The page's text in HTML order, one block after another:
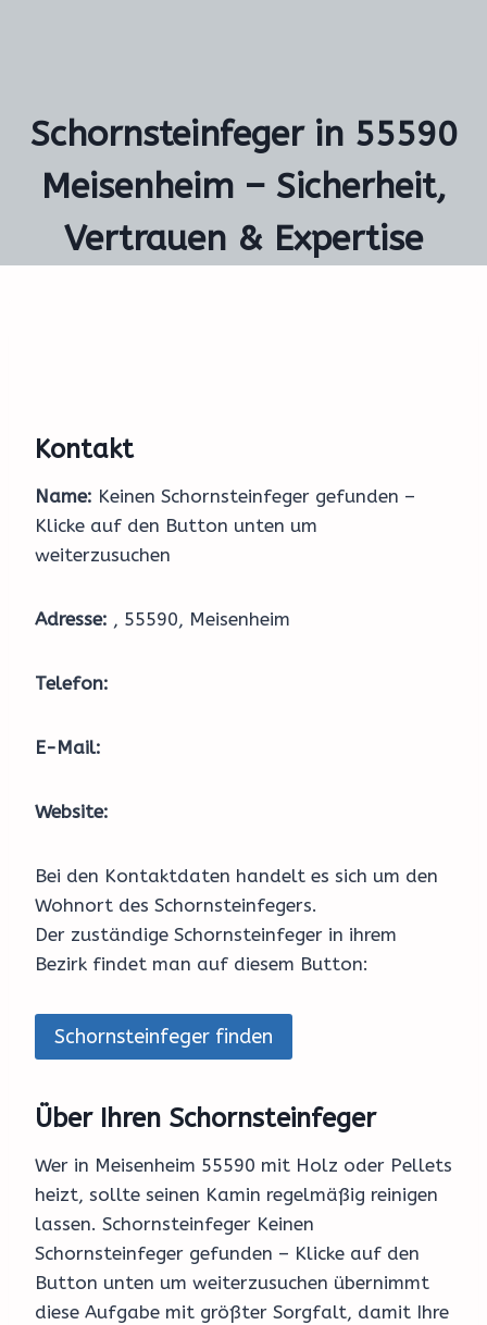
Schornsteinfeger in 55590
Meisenheim – Sicherheit,
Vertrauen & Expertise
Kontakt
Name: Keinen Schornsteinfeger gefunden –
Klicke auf den Button unten um
weiterzusuchen
Adresse: , 55590, Meisenheim
Telefon:
E-Mail:
Website:
Bei den Kontaktdaten handelt es sich um den
Wohnort des Schornsteinfegers.
Der zuständige Schornsteinfeger in ihrem
Bezirk findet man auf diesem Button:
Schornsteinfeger finden
Über Ihren Schornsteinfeger
Wer in Meisenheim 55590 mit Holz oder Pellets
heizt, sollte seinen Kamin regelmäßig reinigen
lassen. Schornsteinfeger Keinen
Schornsteinfeger gefunden – Klicke auf den
Button unten um weiterzusuchen übernimmt
diese Aufgabe mit größter Sorgfalt, damit Ihre